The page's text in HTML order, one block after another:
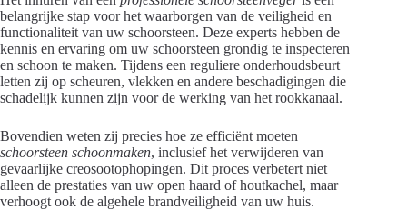
belangrijke stap voor het waarborgen van de veiligheid en
functionaliteit van uw schoorsteen. Deze experts hebben de
kennis en ervaring om uw schoorsteen grondig te inspecteren
en schoon te maken. Tijdens een reguliere onderhoudsbeurt
letten zij op scheuren, vlekken en andere beschadigingen die
schadelijk kunnen zijn voor de werking van het rookkanaal.
Bovendien weten zij precies hoe ze efficiënt moeten
schoorsteen schoonmaken, inclusief het verwijderen van
gevaarlijke creosootophopingen. Dit proces verbetert niet
alleen de prestaties van uw open haard of houtkachel, maar
verhoogt ook de algehele brandveiligheid van uw huis.